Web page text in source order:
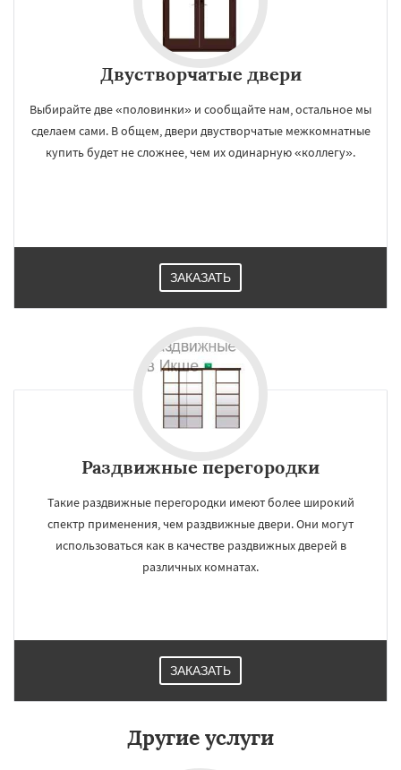
Двустворчатые двери
Выбирайте две «половинки» и сообщайте нам, остальное мы
сделаем сами. В общем, двери двустворчатые межкомнатные
купить будет не сложнее, чем их одинарную «коллегу».
ЗАКАЗАТЬ
Раздвижные перегородки
Такие раздвижные перегородки имеют более широкий
спектр применения, чем раздвижные двери. Они могут
использоваться как в качестве раздвижных дверей в
различных комнатах.
ЗАКАЗАТЬ
Другие услуги